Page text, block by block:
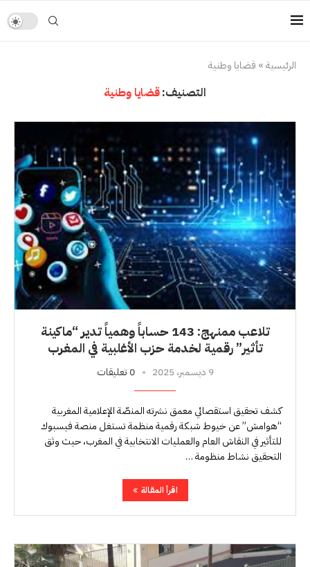
الرئيسية» قضايا وطنية
التصنيف:قضايا وطنية
تلاعب ممنهج: 143 حساباً وهمياً تدير “ماكينة
تأثير” رقمية لخدمة حزب الأغلبية في المغرب
9 ديسمبر، 2025 0 تعليقات
كشف تحقيق استقصائي معمق نشرته المنصّة الإعلامية المغربية
“هوامش” عن خيوط شبكة رقمية منظمة تستغل منصة فيسبوك
للتأثير في النقاش العام والعمليات الانتخابية في المغرب، حيث وثق
التحقيق نشاط منظومة …
اقرأ المقالة